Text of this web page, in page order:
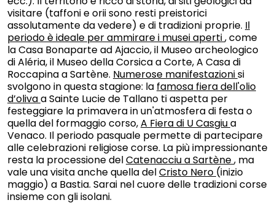
visitare (taffoni e orii sono resti preistorici
assolutamente da vedere) e di tradizioni proprie. Il
periodo è ideale per ammirare i musei aperti, come
la Casa Bonaparte ad Ajaccio, il Museo archeologico
di Aléria, il Museo della Corsica a Corte, A Casa di
Roccapina a Sartène. Numerose manifestazionisi
svolgono in questa stagione: la famosa fiera dell'olio
d’olivaa Sainte Lucie de Tallano ti aspetta per
festeggiare la primavera in un'atmosfera di festa o
quella del formaggio corso,A Fiera di U Casgiua
Venaco. Il periodo pasquale permette di partecipare
alle celebrazioni religiose corse. La più impressionante
resta la processione delCatenacciu a Sartène, ma
vale una visita anche quella delCristo Nero (inizio
maggio) a Bastia. Sarai nel cuore delle tradizioni corse
insieme con gli isolani.